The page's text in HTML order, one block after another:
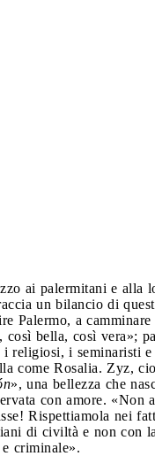
ai palermitani e alla
un bilancio di
Palermo, a
bella, così vera»;
religiosi, i seminaristi
come Rosalia. Zyz,
», una bellezza che
con amore.
Rispettiamola nei
di civiltà e non con
e criminale».